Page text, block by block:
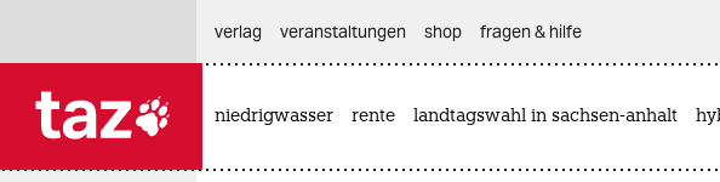
verlag
veranstaltungen shop fragen & hilfe
niedrigwasser rente landtagswahl in sachsen-anhalt